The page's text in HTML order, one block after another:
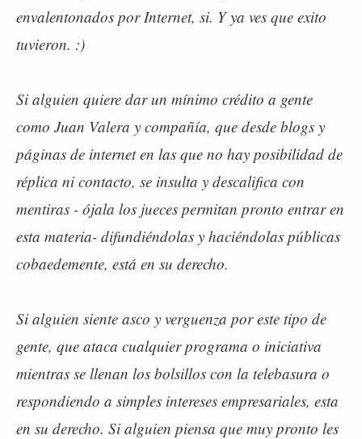
envalentonados por Internet, si. Y ya ves que exito
tuvieron. :)
Si alguien quiere dar un mínimo crédito a gente
como Juan Valera y compañía, que desde blogs y
páginas de internet en las que no hay posibilidad de
réplica ni contacto, se insulta y descalifica con
mentiras - ójala los jueces permitan pronto entrar en
esta materia- difundiéndolas y haciéndolas públicas
cobaedemente, está en su derecho.
Si alguien siente asco y verguenza por este tipo de
gente, que ataca cualquier programa o iniciativa
mientras se llenan los bolsillos con la telebasura o
respondiendo a simples intereses empresariales, esta
en su derecho. Si alguien piensa que muy pronto les